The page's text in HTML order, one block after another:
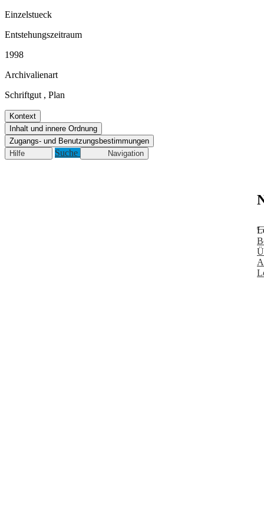
Einzelstueck
Entstehungszeitraum
1998
Archivalienart
Schriftgut , Plan
Kontext
Inhalt und innere Ordnung
Zugangs- und Benutzungsbestimmungen
Hilfe
Suche Navigation